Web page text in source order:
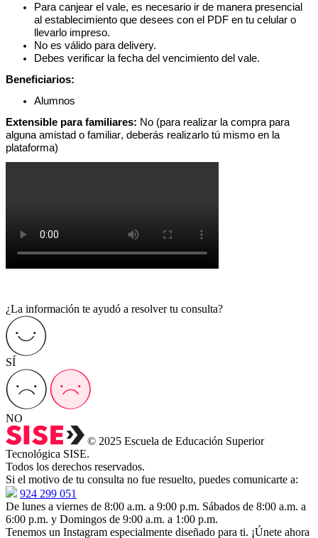
Para canjear el vale, es necesario ir de manera presencial
al establecimiento que desees con el PDF en tu celular o
llevarlo impreso.
No es vá lido para delivery.
Debes verificar la fecha del vencimiento del vale.
Beneficiarios:
Alumnos
Extensible para familiares: No (para realizar la compra para
alguna amistad o familiar, deberás realizarlo tú mismo en la
plataforma)
¿La información te ayudó a resolver tu consulta?
SÍ
NO
© 2025 Escuela de Educación Superior
Tecnológica SISE.
Todos los derechos reservados.
Si el motivo de tu consulta no fue resuelto, puedes comunicarte a:
924 299 051
De lunes a viernes de 8:00 a.m. a 9:00 p.m. Sábados de 8:00 a.m. a
6:00 p.m. y Domingos de 9:00 a.m. a 1:00 p.m.
Tenemos un Instagram especialmente diseñado para ti. ¡Únete ahora